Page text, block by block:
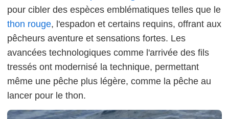
pour cibler des espèces emblématiques telles que le
thon rouge, l'espadon et certains requins, offrant aux
pêcheurs aventure et sensations fortes. Les
avancées technologiques comme l'arrivée des fils
tressés ont modernisé la technique, permettant
même une pêche plus légère, comme la pêche au
lancer pour le thon.